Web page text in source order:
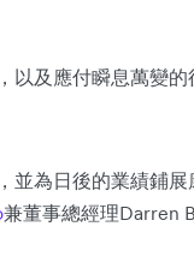
以及應付瞬息萬變
並為日後的業績鋪
兼董事總經理Darren